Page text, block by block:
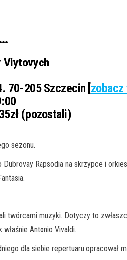
Viytovych
70-205 Szczecin [zobacz
(pozostali)
sezonu.
Rapsodia na skrzypce i
muzyki. Dotyczy to
Antonio Vivaldi.
dla siebie repertuaru opracował